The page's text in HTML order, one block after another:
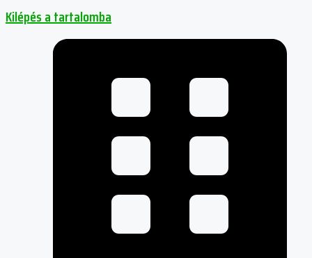
Kilépés a tartalomba